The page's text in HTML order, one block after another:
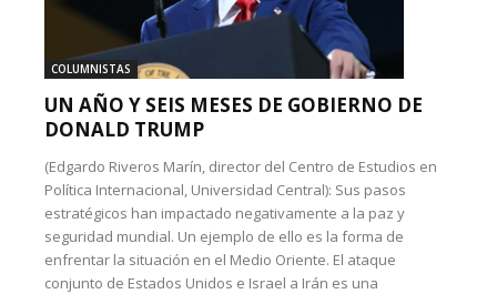
COLUMNISTAS
UN AÑO Y SEIS MESES DE GOBIERNO DE
DONALD TRUMP
(Edgardo Riveros Marín, director del Centro de Estudios en
Política Internacional, Universidad Central): Sus pasos
estratégicos han impactado negativamente a la paz y
seguridad mundial. Un ejemplo de ello es la forma de
enfrentar la situación en el Medio Oriente. El ataque
conjunto de Estados Unidos e Israel a Irán es una